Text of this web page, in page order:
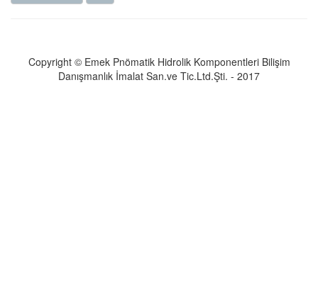
Copyright © Emek Pnömatik Hidrolik Komponentleri Bilişim
Danışmanlık İmalat San.ve Tic.Ltd.Şti. - 2017